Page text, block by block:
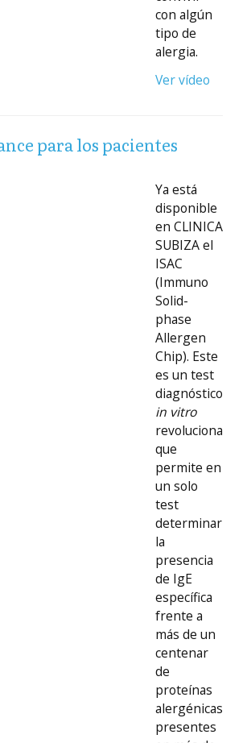
con algún
tipo de
alergia.
Ver vídeo
para los pacientes
Ya está
disponible
en CLINICA
SUBIZA el
ISAC
(Immuno
Solid-
phase
Allergen
Chip). Este
es un test
diagnóstico
in vitro
revolucionario
que
permite en
un solo
test
determinar
la
presencia
de IgE
específica
frente a
más de un
centenar
de
proteínas
alergénicas
presentes